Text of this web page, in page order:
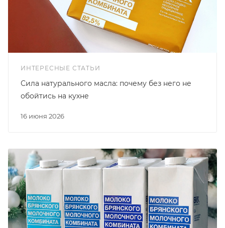
ИНТЕРЕСНЫЕ СТАТЬИ
16 июня 2026
Сила натурального масла: почему без него не
обойтись на кухне